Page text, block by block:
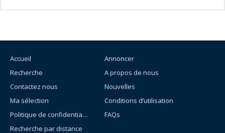
Accueil
Annoncer
Recherche
A propos de nous
Contactez nous
Nouvelles
Ma sélection
Conditions d’utilisation
Politique de confidentialité
FAQs
Recherche par distance